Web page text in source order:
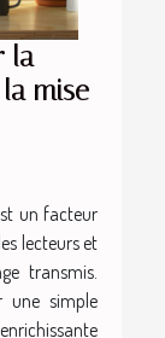
la
mise
un facteur
lecteurs et
transmis.
une simple